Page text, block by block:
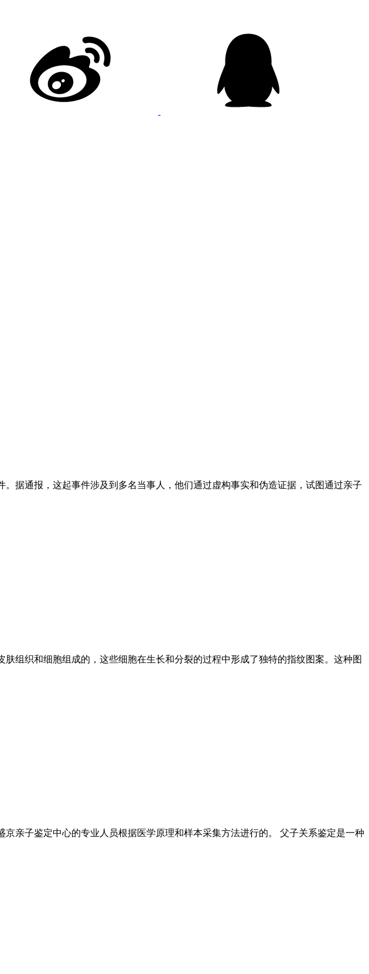
据通报，这起事件涉及到多名当事人，他们通过虚构事实和伪造证据，试图通过亲子
组织和细胞组成的，这些细胞在生长和分裂的过程中形成了独特的指纹图案。这种图
亲子鉴定中心的专业人员根据医学原理和样本采集方法进行的。 父子关系鉴定是一种